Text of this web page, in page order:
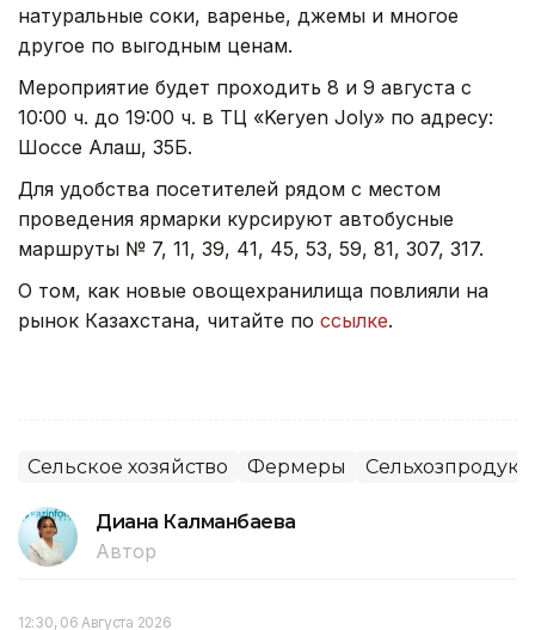
натуральные соки, варенье, джемы и многое
другое по выгодным ценам.
Мероприятие будет проходить 8 и 9 августа с
10:00 ч. до 19:00 ч. в ТЦ «Keryen Joly» по адресу:
Шоссе Алаш, 35Б.
Для удобства посетителей рядом с местом
проведения ярмарки курсируют автобусные
маршруты № 7, 11, 39, 41, 45, 53, 59, 81, 307, 317.
О том, как новые овощехранилища повлияли на
рынок Казахстана, читайте по ссылке.
Сельское хозяйство Фермеры
Диана Калманбаева
Автор
12:30, 06 Августа 2026